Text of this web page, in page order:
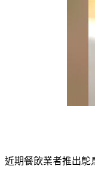
近期餐飲業者推出鴕